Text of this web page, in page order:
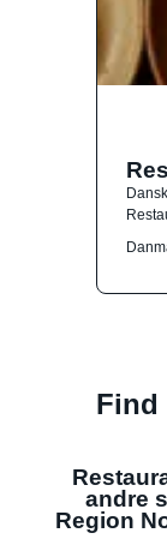
Dansk
Find
andre
Region